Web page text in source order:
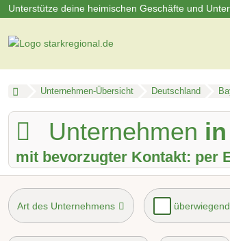
Unterstütze deine heimischen Geschäfte und
Unternehmen-Übersicht Deutschland
Unternehmen
mit bevorzugter Kontakt: per
Art des Unternehmens